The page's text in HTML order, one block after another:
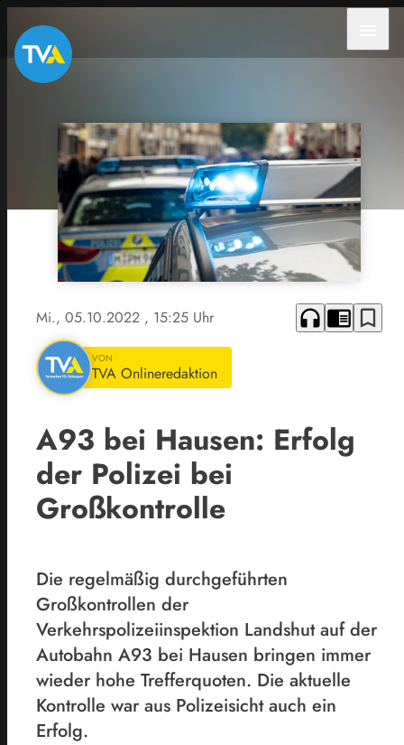
Mi., 05.10.2022 , 15:25 Uhr headphones chrome_reader_mode bookmark_border
VON
TVA Onlineredaktion
A93 bei Hausen: Erfolg
der Polizei bei
Großkontrolle
Die regelmäßig durchgeführten
Großkontrollen der
Verkehrspolizeiinspektion Landshut auf der
Autobahn A93 bei Hausen bringen immer
wieder hohe Trefferquoten. Die aktuelle
Kontrolle war aus Polizeisicht auch ein
Erfolg.